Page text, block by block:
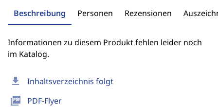
download Inhaltsverzeichnis folgt
picture_as_pdf PDF-Flyer
Beschreibung Personen Rezensionen
Informationen zu diesem Produkt fehlen leider noch
im Katalog.